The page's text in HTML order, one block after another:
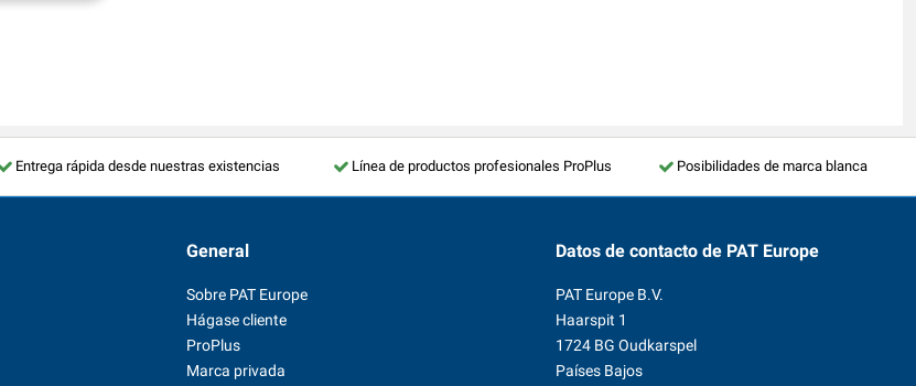
Entrega rápida desde nuestras existencias Línea de productos profesionales ProPlus Posibilidades de marca blanca
General
Sobre PAT Europe
Hágase cliente
ProPlus
Marca privada
Datos de contacto de PAT Europe
PAT Europe B.V.
Haarspit 1
1724 BG Oudkarspel
Países Bajos